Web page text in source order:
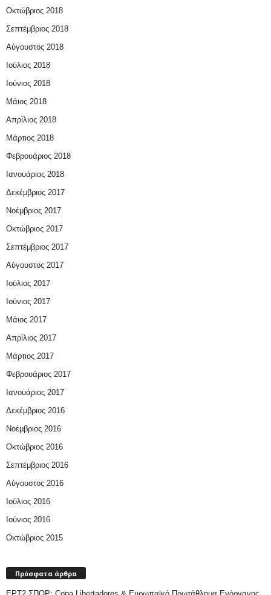
Οκτώβριος 2018
Σεπτέμβριος 2018
Αύγουστος 2018
Ιούλιος 2018
Ιούνιος 2018
Μάιος 2018
Απρίλιος 2018
Μάρτιος 2018
Φεβρουάριος 2018
Ιανουάριος 2018
Δεκέμβριος 2017
Νοέμβριος 2017
Οκτώβριος 2017
Σεπτέμβριος 2017
Αύγουστος 2017
Ιούλιος 2017
Ιούνιος 2017
Μάιος 2017
Απρίλιος 2017
Μάρτιος 2017
Φεβρουάριος 2017
Ιανουάριος 2017
Δεκέμβριος 2016
Νοέμβριος 2016
Οκτώβριος 2016
Σεπτέμβριος 2016
Αύγουστος 2016
Ιούλιος 2016
Ιούνιος 2016
Οκτώβριος 2015
Πρόσφατα άρθρα